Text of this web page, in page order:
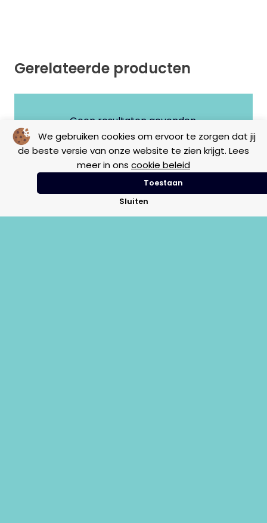
We gebruiken cookies om ervoor te zorgen dat jij
de beste versie van onze website te zien krijgt. Lees
meer in ons cookie beleid
Toestaan
Sluiten
Gerelateerde producten
Geen resultaten gevonden.